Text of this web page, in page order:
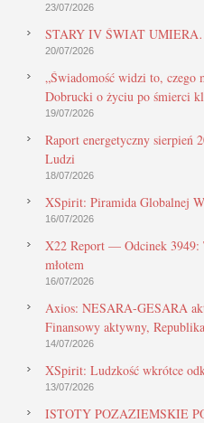
23/07/2026
STARY IV ŚWIAT
20/07/2026
„Świadomość widzi to, czego
Dobrucki o życiu po śmierci
19/07/2026
Raport energetyczny sierpień
Ludzi
18/07/2026
XSpirit: Piramida Globalnej
16/07/2026
X22 Report — Odcinek 3949:
młotem
16/07/2026
Axios: NESARA-GESARA
Finansowy aktywny,
14/07/2026
XSpirit: Ludzkość wkrótce
13/07/2026
ISTOTY POZAZIEMSKIE